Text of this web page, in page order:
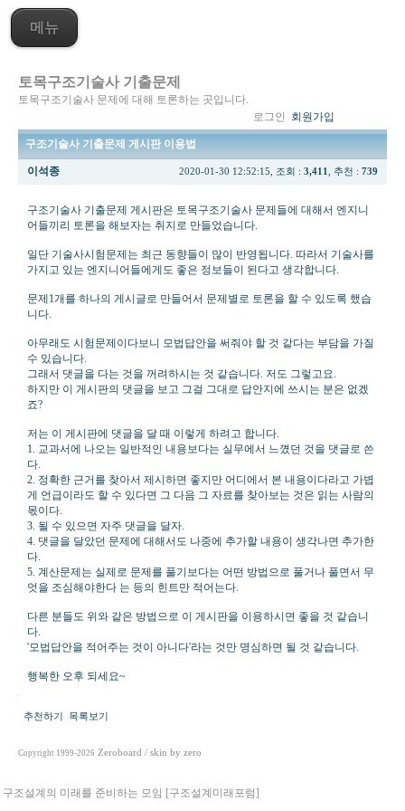
메뉴
토목구조기술사 기출문제
토목구조기술사 문제에 대해 토론하는 곳입니다.
로그인
회원가입
구조기술사 기출문제 게시판 이용법
이석종 2020-01-30 12:52:15, 조회 : 3,411 , 추천 : 739
구조기술사 기출문제 게시판은 토목구조기술사 문제들에 대해서 엔지니
어들끼리 토론을 해보자는 취지로 만들었습니다.
일단 기술사시험문제는 최근 동향들이 많이 반영됩니다. 따라서 기술사를
가지고 있는 엔지니어들에게도 좋은 정보들이 된다고 생각합니다.
문제1개를 하나의 게시글로 만들어서 문제별로 토론을 할 수 있도록 했습
니다.
아무래도 시험문제이다보니 모법답안을 써줘야 할 것 같다는 부담을 가질
수 있습니다.
그래서 댓글을 다는 것을 꺼려하시는 것 같습니다. 저도 그렇고요.
하지만 이 게시판의 댓글을 보고 그걸 그대로 답안지에 쓰시는 분은 없겠
죠?
저는 이 게시판에 댓글을 달 때 이렇게 하려고 합니다.
1. 교과서에 나오는 일반적인 내용보다는 실무에서 느꼈던 것을 댓글로 쓴
다.
2. 정확한 근거를 찾아서 제시하면 좋지만 어디에서 본 내용이다라고 가볍
게 언급이라도 할 수 있다면 그 다음 그 자료를 찾아보는 것은 읽는 사람의
몫이다.
3. 될 수 있으면 자주 댓글을 달자.
4. 댓글을 달았던 문제에 대해서도 나중에 추가할 내용이 생각나면 추가한
다.
5. 계산문제는 실제로 문제를 풀기보다는 어떤 방법으로 풀거나 풀면서 무
엇을 조심해야한다 는 등의 힌트만 적어는다.
다른 분들도 위와 같은 방법으로 이 게시판을 이용하시면 좋을 것 같습니
다.
'모법답안을 적어주는 것이 아니다'라는 것만 명심하면 될 것 같습니다.
행복한 오후 되세요~
추천하기 목록보기
Copyright 1999-2026 Zeroboard / skin by zero
구조설계의 미래를 준비하는 모임 [구조설계미래포럼]